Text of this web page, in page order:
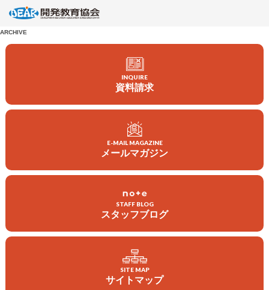
ボランティアをする
企業・団体の皆さまへ
教材・出版物
機関誌
ARCHIVE
INQUIRE
資料請求
E-MAIL MAGAZINE
メールマガジン
STAFF BLOG
スタッフブログ
SITE MAP
サイトマップ